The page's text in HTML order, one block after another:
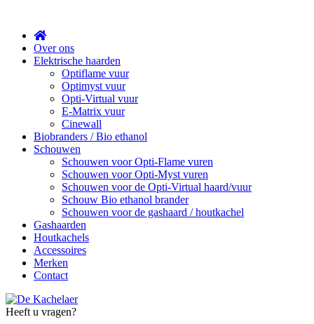
Over ons
Elektrische haarden
Optiflame vuur
Optimyst vuur
Opti-Virtual vuur
E-Matrix vuur
Cinewall
Biobranders / Bio ethanol
Schouwen
Schouwen voor Opti-Flame vuren
Schouwen voor Opti-Myst vuren
Schouwen voor de Opti-Virtual haard/vuur
Schouw Bio ethanol brander
Schouwen voor de gashaard / houtkachel
Gashaarden
Houtkachels
Accessoires
Merken
Contact
Heeft u vragen?